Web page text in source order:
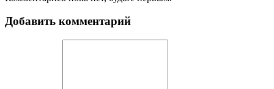
Добавить комментарий